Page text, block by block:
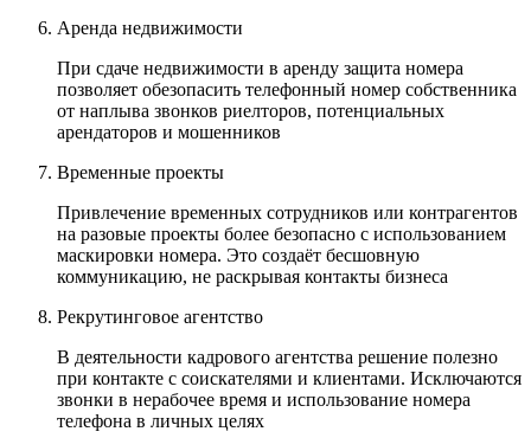
Аренда недвижимости
При сдаче недвижимости в аренду защита номера
позволяет обезопасить телефонный номер собственника
от наплыва звонков риелторов, потенциальных
арендаторов и мошенников
Временные проекты
Привлечение временных сотрудников или контрагентов
на разовые проекты более безопасно с использованием
маскировки номера. Это создаёт бесшовную
коммуникацию, не раскрывая контакты бизнеса
Рекрутинговое агентство
В деятельности кадрового агентства решение полезно
при контакте с соискателями и клиентами. Исключаются
звонки в нерабочее время и использование номера
телефона в личных целях